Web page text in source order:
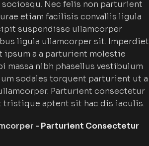
sociosqu. Nec felis non parturient
etiam facilisis convallis ligula
suspendisse ullamcorper
ligula ullamcorper sit. Imperdiet
ipsum a a parturient molestie
massa nibh phasellus vestibulum
sodales torquent parturient ut a
Parturient consectetur
aptent sit hac dis iaculis.
- Parturient Consectetur